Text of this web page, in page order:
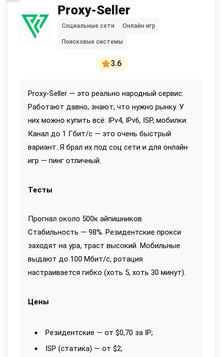
Proxy-Seller
3.6
Социальные сети Онлайн игр
Поисковые системы
Proxy-Seller — это реально народный сервис.
Работают давно, знают, что нужно рынку. У
них можно купить всё: IPv4, IPv6, ISP, мобилки.
Канал до 1 Гбит/с — это очень быстрый
вариант. Я брал их под соц сети и для онлайн
игр — пинг отличный.
Тесты
Прогнал около 500к айпишников.
Стабильность — 98%. Резидентские прокси
заходят на ура, траст высокий. Мобильные
выдают до 100 Мбит/с, ротация
настраивается гибко (хоть 5, хоть 30 минут).
Цены
Резидентские — от $0,70 за IP;
ISP (статика) — от $2;